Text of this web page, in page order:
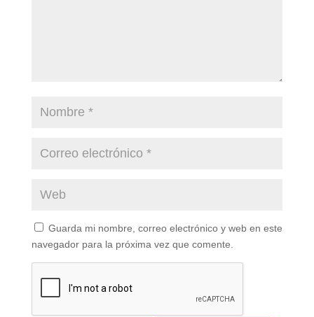
Guarda mi nombre, correo electrónico y web en este
navegador para la próxima vez que comente.